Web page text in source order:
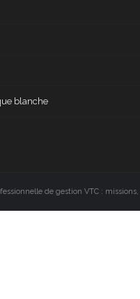
blanche
de gestion VTC :